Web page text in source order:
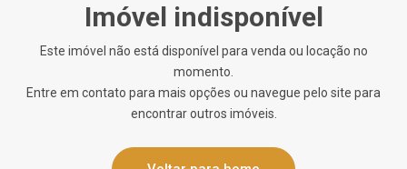
Imóvel indisponível
Este imóvel não está disponível para venda ou locação no
momento.
Entre em contato para mais opções ou navegue pelo site para
encontrar outros imóveis.